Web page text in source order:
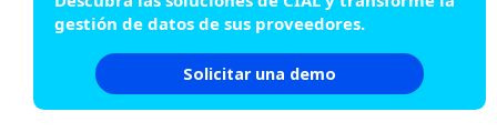
gestión de datos de sus proveedores.
Solicitar una demo